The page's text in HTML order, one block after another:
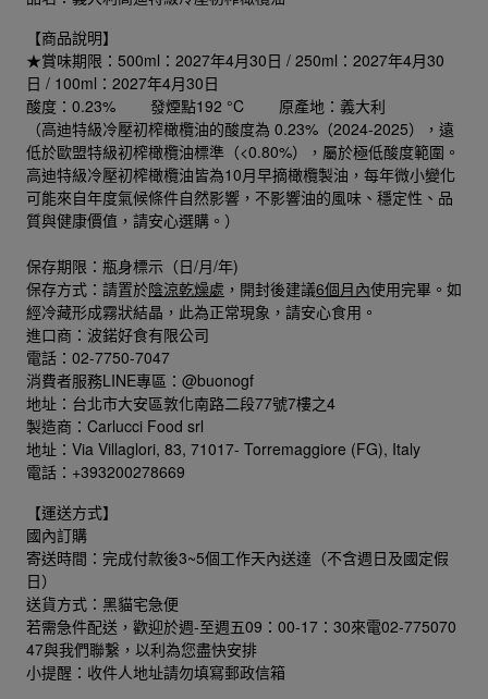
【商品說明】
★賞味期限：500ml：2027年4月30日 / 250ml：2027年4月30
日 / 100ml：2027年4月30日
酸度：0.23% 發煙點192 °C 原產地：義大利
（高迪特級冷壓初榨橄欖油的酸度為 0.23%（2024-2025），遠
低於歐盟特級初榨橄欖油標準（<0.80%），屬於極低酸度範圍。
高迪特級冷壓初榨橄欖油皆為10月早摘橄欖製油，每年微小變化
可能來自年度氣候條件自然影響，不影響油的風味、穩定性、品
質與健康價值，請安心選購。）
保存期限：瓶身標示（日/月/年)
保存方式：請置於陰涼乾燥處 ，開封後建議6個月內使用完畢。如
經冷藏形成霧狀結晶，此為正常現象，請安心食用。
進口商：波鍩好食有限公司
電話： 02-7750-7047
消費者服務LINE專區：@buonogf
地址：台北市大安區敦化南路二段77號7樓之4
製造商：Carlucci Food srl
地址：Via Villaglori, 83, 71017- Torremaggiore (FG), Italy
電話： +393200278669
【運送方式】
國內訂購
寄送時間：完成付款後3~5個工作天內送達（不含週日及國定假
日）
送貨方式：黑貓宅急便
若需急件配送，歡迎於週-至週五09：00-17：30來電02-775070
47與我們聯繋，以利為您盡快安排
小提醒：收件人地址請勿填寫郵政信箱